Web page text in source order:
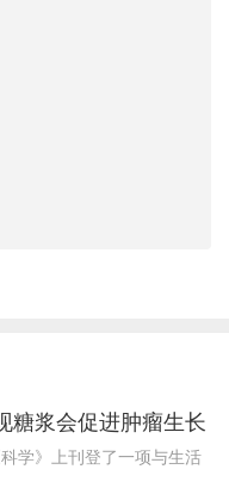
糖浆会促进肿瘤生长
学》上刊登了一项与生活